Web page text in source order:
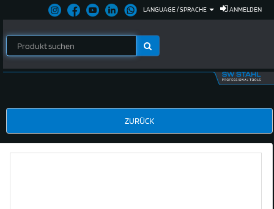
ANMELDEN
LANGUAGE / SPRACHE